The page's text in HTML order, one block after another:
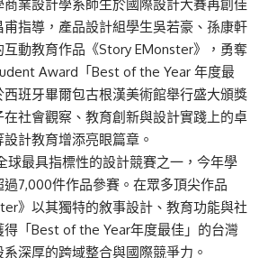
業設計學系師生於國際設計大賽再創佳
指導，產品設計組學生吳若豪、孫康軒
動教育作品《Story EMonster》，勇奪
Award「Best of the Year 年度最
班牙畢爾包古根漢美術館舉行盛大頒獎
社會觀察、教育創新與設計實踐上的卓
計教育增添亮眼篇章。
球最具指標性的設計競賽之一，今年學
7,000件作品參賽。在眾多頂尖作品
》以其獨特的敘事設計、教育功能與社
「Best of the Year年度最佳」的台灣
深厚的跨域整合與國際競爭力。